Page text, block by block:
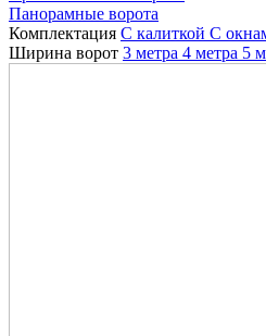
Панорамные ворота
Комплектация С калиткой С
Ширина ворот 3 метра 4 метра 5